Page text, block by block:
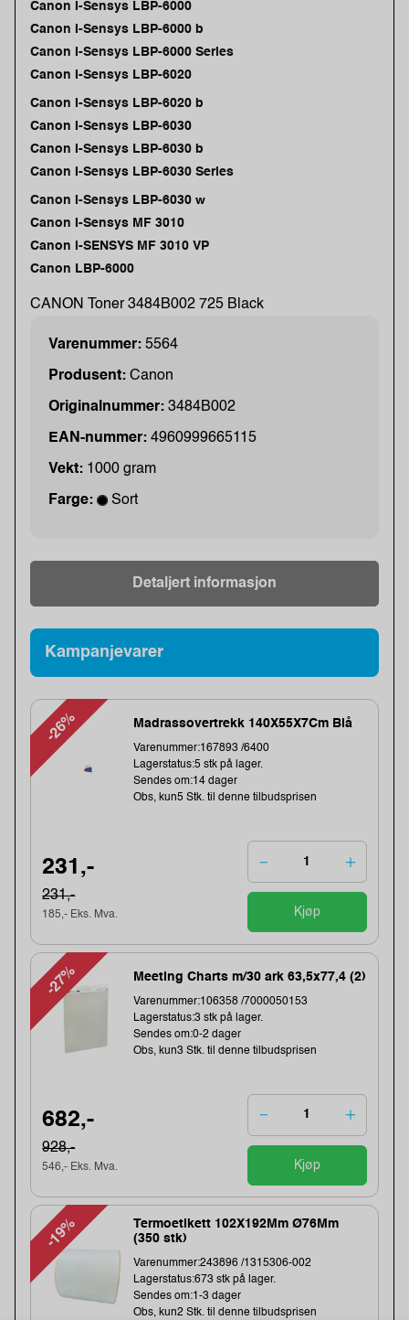
Canon I-Sensys LBP-6000
Canon I-Sensys LBP-6000 b
Canon I-Sensys LBP-6000 Series
Canon I-Sensys LBP-6020
Canon I-Sensys LBP-6020 b
Canon I-Sensys LBP-6030
Canon I-Sensys LBP-6030 b
Canon I-Sensys LBP-6030 Series
Canon I-Sensys LBP-6030 w
Canon I-Sensys MF 3010
Canon i-SENSYS MF 3010 VP
Canon LBP-6000
CANON Toner 3484B002 725 Black
Varenummer: 5564
Produsent: Canon
Originalnummer: 3484B002
EAN-nummer: 4960999665115
Vekt: 1000 gram
Farge: Sort
Detaljert informasjon
Kampanjevarer
-26% Madrassovertrekk 140X55X7Cm Blå
Varenummer:167893 /6400
Lagerstatus:5 stk på lager.
Sendes om:14 dager
Obs, kun5 Stk. til denne tilbudsprisen
231,-
231,-
185,- Eks. Mva. Kjøp
-27% Meeting Charts m/30 ark 63,5x77,4 (2)
Varenummer:106358 /7000050153
Lagerstatus:3 stk på lager.
Sendes om:0-2 dager
Obs, kun3 Stk. til denne tilbudsprisen
682,-
928,-
546,- Eks. Mva. Kjøp
-19%
Termoetikett 102X192Mm Ø76Mm
(350 stk)
Varenummer:243896 /1315306-002
Lagerstatus:673 stk på lager.
Sendes om:1-3 dager
Obs, kun2 Stk. til denne tilbudsprisen